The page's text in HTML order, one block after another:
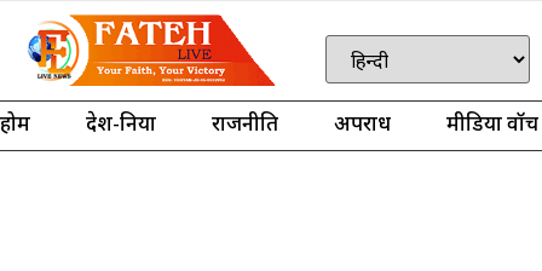
होम देश-दुनिया राजनीति अपराध मीडिया वॉच